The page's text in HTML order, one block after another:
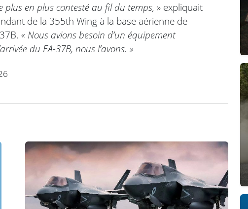
plus en plus contesté au fil du temps, » expliquait
de la 355th Wing à la base aérienne de
« Nous avions besoin d’un équipement
du EA-37B, nous l’avons. »